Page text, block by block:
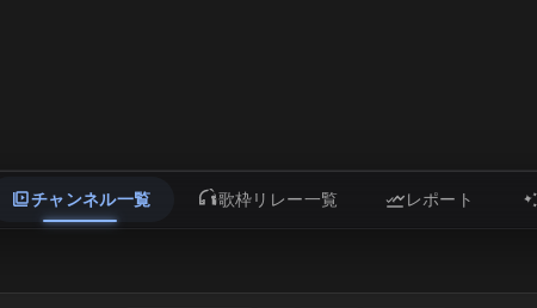
チャンネル一覧 歌枠リレー一覧 レポート